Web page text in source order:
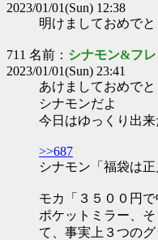
2023/01/01(Sun) 12:38
明けましておめでと
711 名前： シナモン&フ
2023/01/01(Sun) 23:41
あけましておめでと
シナモンだよ
今日はゆっくり出来
>>687
シナモン「福袋は正
モカ「３５００円
ポケットミラー、
て、事実上３つのグ